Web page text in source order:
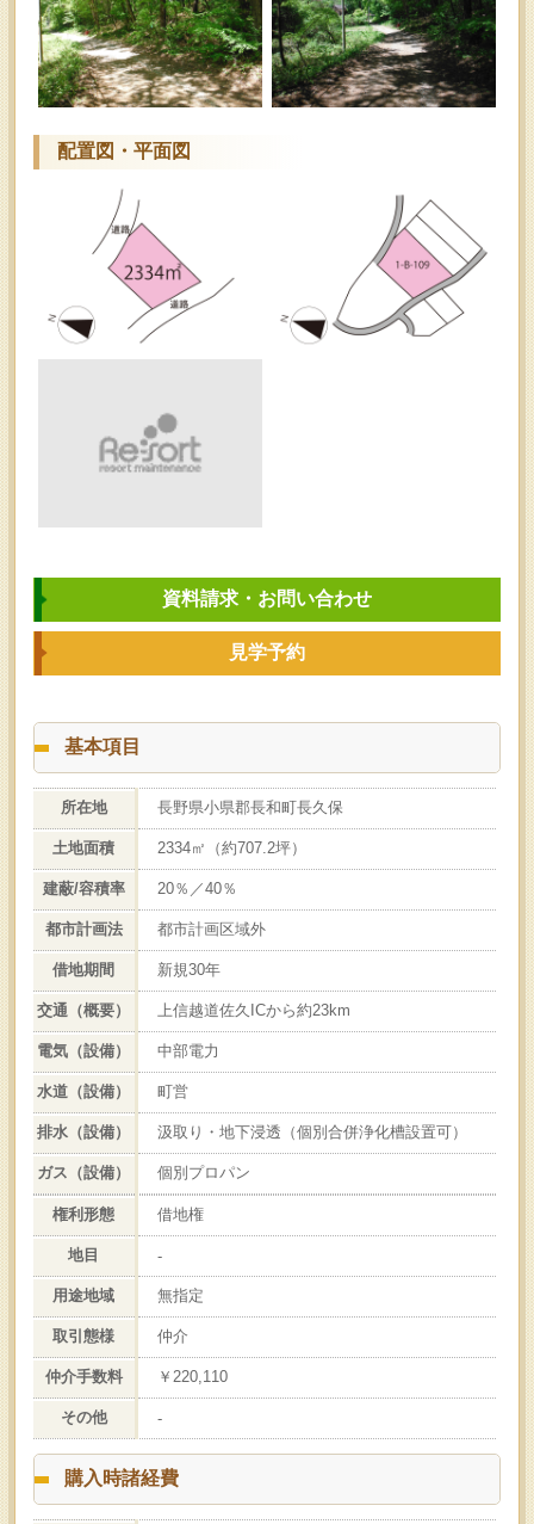
配置図・平面図
資料請求・お問い合わせ
見学予約
基本項目
所在地 長野県小県郡長和町長久保
土地面積 2334㎡（約707.2坪）
建蔽/容積率 20％／40％
都市計画法 都市計画区域外
借地期間 新規30年
交通（概要） 上信越道佐久ICから約23km
電気（設備） 中部電力
水道（設備） 町営
排水（設備） 汲取り・地下浸透（個別合併浄化槽設置可）
ガス（設備） 個別プロパン
権利形態 借地権
地目 -
用途地域 無指定
取引態様 仲介
仲介手数料 ￥220,110
その他 -
購入時諸経費